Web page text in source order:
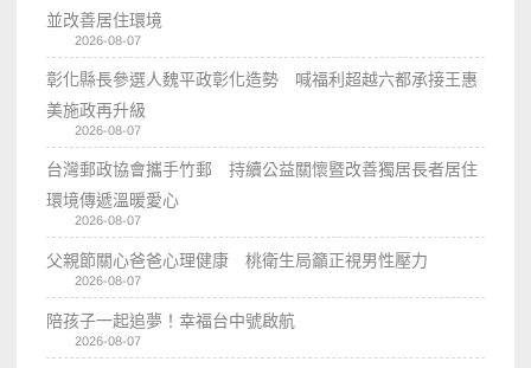
並改善居住環境
2026-08-07
彰化縣長參選人魏平政彰化造勢 喊福利超越六都承接王惠
美施政再升級
2026-08-07
台灣郵政協會攜手竹郵 持續公益關懷暨改善獨居長者居住
環境傳遞溫暖愛心
2026-08-07
父親節關心爸爸心理健康 桃衛生局籲正視男性壓力
2026-08-07
陪孩子一起追夢！幸福台中號啟航
2026-08-07